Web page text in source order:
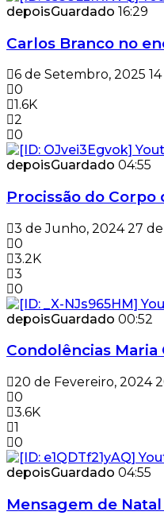
depoisGuardado 16:29
Carlos Branco no
6 de Setembro, 2025
0
1.6K
2
0
depoisGuardado 04:55
Procissão do Corpo
3 de Junho, 2024 27
0
3.2K
3
0
depoisGuardado 00:52
Condolências Maria
20 de Fevereiro, 2024
0
3.6K
1
0
depoisGuardado 04:55
Mensagem de